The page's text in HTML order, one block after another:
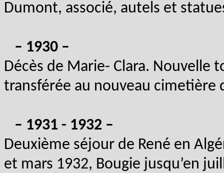
Dumont, associé, autels et
– 1930 –
Décès de Marie- Clara. Nouvelle
transférée au nouveau cimetière
– 1931 - 1932 –
Deuxième séjour de René en
et mars 1932, Bougie jusqu’en